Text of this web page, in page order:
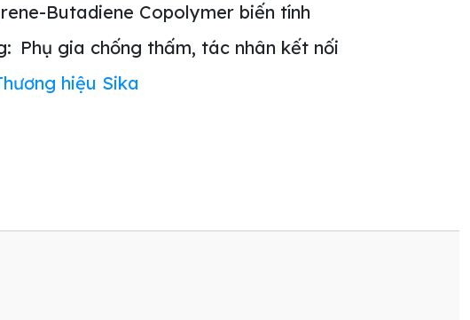
Butadiene Copolymer biến tính
Phụ gia chống thấm, tác nhân kết nối
hiệu Sika